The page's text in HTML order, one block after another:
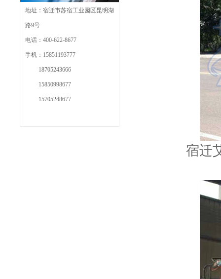
地址：宿迁市苏宿工业园区昆明湖
路9号
电话：400-622-8677
手机：15851193777
18705243666
15850998677
15705248677
宿迁